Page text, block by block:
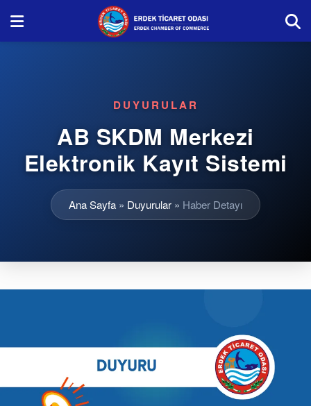
DUYURULAR
AB SKDM Merkezi
Elektronik Kayıt Sistemi
Ana Sayfa » Duyurular » Haber Detayı